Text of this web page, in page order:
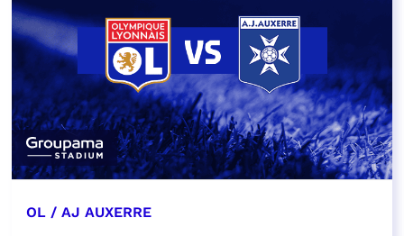
OL / AJ AUXERRE